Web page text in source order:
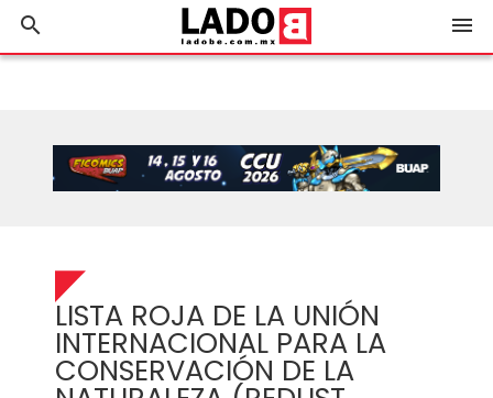
search menu
LISTA ROJA DE LA UNIÓN
INTERNACIONAL PARA LA
CONSERVACIÓN DE LA